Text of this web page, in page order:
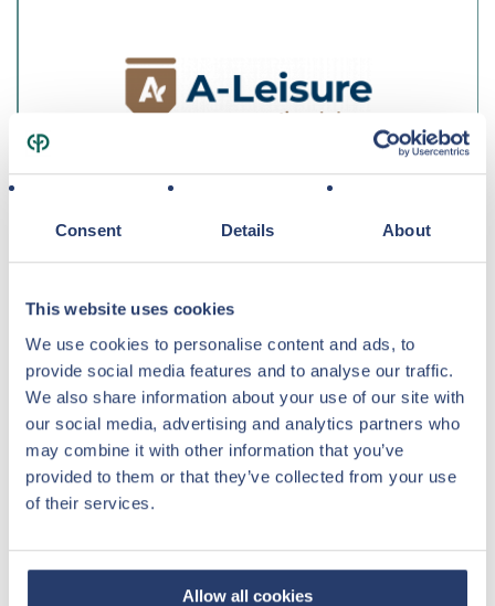
Consent Details About
This website uses cookies
We use cookies to personalise content and ads, to
provide social media features and to analyse our traffic.
We also share information about your use of our site with
our social media, advertising and analytics partners who
may combine it with other information that you’ve
provided to them or that they’ve collected from your use
of their services.
Allow all cookies
van recreatief vastgoed in binnen- en buitenland en combineren de
kennis van de meest professionele spelers in de markt. A-Leisure is
preferred partner van Center Parcs Vastgoed.
HTTPS://WWW.ALEISURE.NL